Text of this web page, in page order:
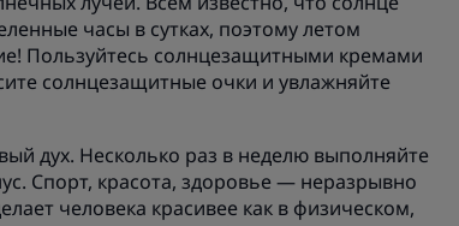
часы в сутках, поэтому летом
Пользуйтесь солнцезащитными кремами
солнцезащитные очки и увлажняйте
дух. Несколько раз в неделю выполняйте
Спорт, красота, здоровье — неразрывно
человека красивее как в физическом,